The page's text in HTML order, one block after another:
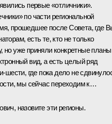
первые «отличники».
по части региональной
прошедшее после Совета, где
есть те, кто не только
но уже приняли конкретные планы
вид, а есть целый ряд
шести, где пока дело не
мы сейчас переходим к…
назовите эти регионы.